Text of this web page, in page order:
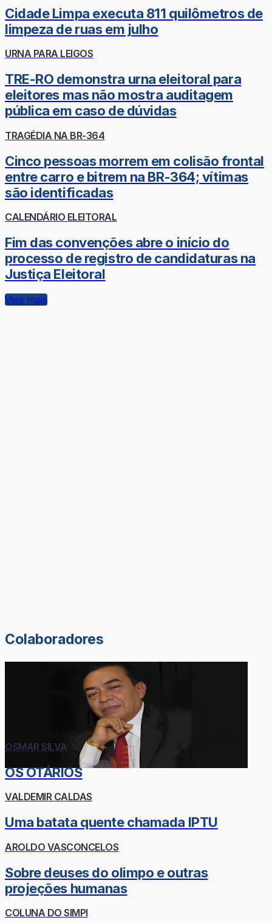
Cidade Limpa executa 811 quilômetros de
limpeza de ruas em julho
URNA PARA LEIGOS
TRE-RO demonstra urna eleitoral para
eleitores mas não mostra auditagem
pública em caso de dúvidas
TRAGÉDIA NA BR-364
Cinco pessoas morrem em colisão frontal
entre carro e bitrem na BR-364; vítimas
são identificadas
CALENDÁRIO ELEITORAL
Fim das convenções abre o início do
processo de registro de candidaturas na
Justiça Eleitoral
Veja mais
Colaboradores
OSMAR SILVA
OS OTÁRIOS
VALDEMIR CALDAS
Uma batata quente chamada IPTU
AROLDO VASCONCELOS
Sobre deuses do olimpo e outras
projeções humanas
COLUNA DO SIMPI